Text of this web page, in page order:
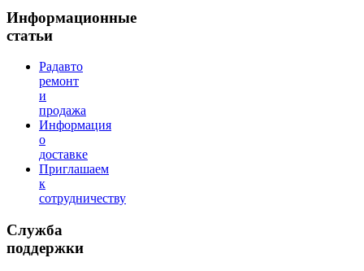
Информационные
статьи
Радавто
ремонт
и
продажа
Информация
о
доставке
Приглашаем
к
сотрудничеству
Служба
поддержки